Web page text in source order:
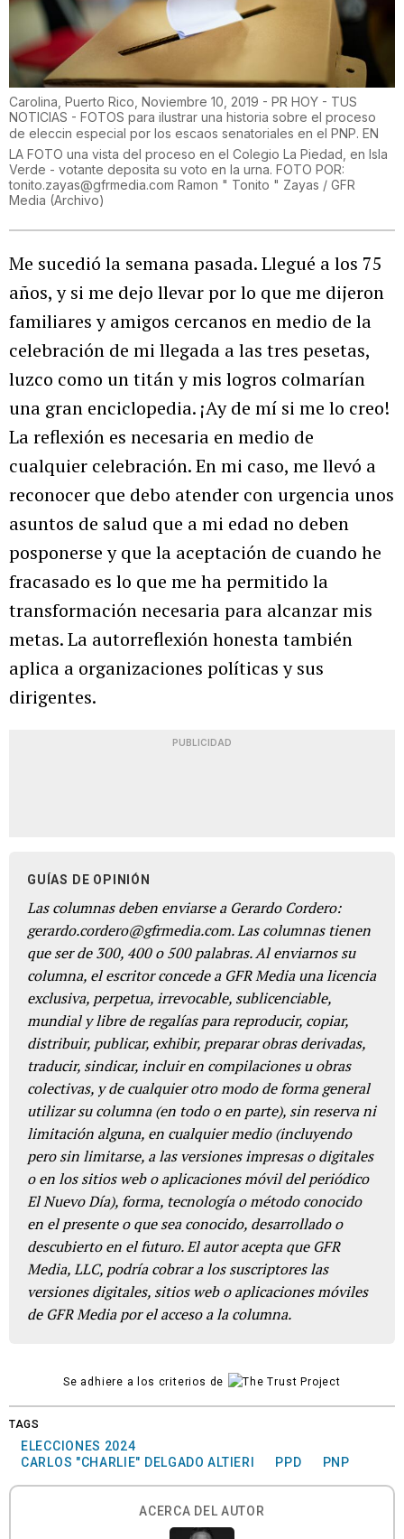
Carolina, Puerto Rico, Noviembre 10, 2019 - PR HOY - TUS
NOTICIAS - FOTOS para ilustrar una historia sobre el proceso
de eleccin especial por los escaos senatoriales en el PNP. EN
LA FOTO una vista del proceso en el Colegio La Piedad, en Isla
Verde - votante deposita su voto en la urna. FOTO POR:
tonito.zayas@gfrmedia.com Ramon " Tonito " Zayas / GFR
Media (Archivo)
Me sucedió la semana pasada. Llegué a los 75
años, y si me dejo llevar por lo que me dijeron
familiares y amigos cercanos en medio de la
celebración de mi llegada a las tres pesetas,
luzco como un titán y mis logros colmarían
una gran enciclopedia. ¡Ay de mí si me lo creo!
La reflexión es necesaria en medio de
cualquier celebración. En mi caso, me llevó a
reconocer que debo atender con urgencia unos
asuntos de salud que a mi edad no deben
posponerse y que la aceptación de cuando he
fracasado es lo que me ha permitido la
transformación necesaria para alcanzar mis
metas. La autorreflexión honesta también
aplica a organizaciones políticas y sus
dirigentes.
PUBLICIDAD
GUÍAS DE OPINIÓN
Las columnas deben enviarse a Gerardo Cordero:
gerardo.cordero@gfrmedia.com. Las columnas tienen
que ser de 300, 400 o 500 palabras. Al enviarnos su
columna, el escritor concede a GFR Media una licencia
exclusiva, perpetua, irrevocable, sublicenciable,
mundial y libre de regalías para reproducir, copiar,
distribuir, publicar, exhibir, preparar obras derivadas,
traducir, sindicar, incluir en compilaciones u obras
colectivas, y de cualquier otro modo de forma general
utilizar su columna (en todo o en parte), sin reserva ni
limitación alguna, en cualquier medio (incluyendo
pero sin limitarse, a las versiones impresas o digitales
o en los sitios web o aplicaciones móvil del periódico
El Nuevo Día), forma, tecnología o método conocido
en el presente o que sea conocido, desarrollado o
descubierto en el futuro. El autor acepta que GFR
Media, LLC, podría cobrar a los suscriptores las
versiones digitales, sitios web o aplicaciones móviles
de GFR Media por el acceso a la columna.
Se adhiere a los criterios de
TAGS
ELECCIONES 2024
CARLOS "CHARLIE" DELGADO ALTIERI
PPD PNP
ACERCA DEL AUTOR